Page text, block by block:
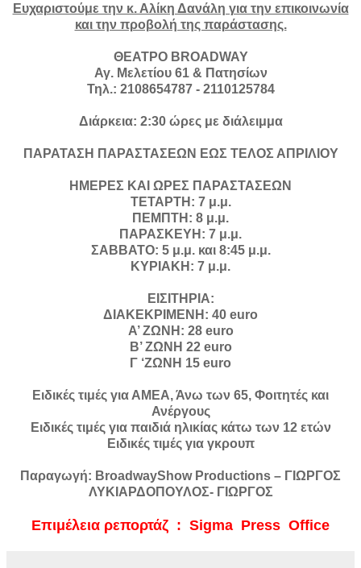
Ευχαριστούμε την κ. Αλίκη Δανάλη για την επικοινωνία
και την προβολή της παράστασης.
ΘΕΑΤΡΟ BROADWAY
Αγ. Μελετίου 61 & Πατησίων
Τηλ.: 2108654787 - 2110125784
Διάρκεια: 2:30 ώρες με διάλειμμα
ΠΑΡΑΤΑΣΗ ΠΑΡΑΣΤΑΣΕΩΝ ΕΩΣ ΤΕΛΟΣ ΑΠΡΙΛΙΟΥ
ΗΜΕΡΕΣ ΚΑΙ ΩΡΕΣ ΠΑΡΑΣΤΑΣΕΩΝ
ΤΕΤΑΡΤΗ: 7 μ.μ.
ΠΕΜΠΤΗ: 8 μ.μ.
ΠΑΡΑΣΚΕΥΗ: 7 μ.μ.
ΣΑΒΒΑΤΟ: 5 μ.μ. και 8:45 μ.μ.
ΚΥΡΙΑΚΗ: 7 μ.μ.
ΕΙΣΙΤΗΡΙΑ:
ΔΙΑΚΕΚΡΙΜΕΝΗ: 40 euro
Α’ ΖΩΝΗ: 28 euro
Β’ ΖΩΝΗ 22 euro
Γ ‘ΖΩΝΗ 15 euro
Ειδικές τιμές για ΑΜΕΑ, Άνω των 65, Φοιτητές και
Ανέργους
Ειδικές τιμές για παιδιά ηλικίας κάτω των 12 ετών
Ειδικές τιμές για γκρουπ
Παραγωγή: BroadwayShow Productions – ΓΙΩΡΓΟΣ
ΛΥΚΙΑΡΔΟΠΟΥΛΟΣ- ΓΙΩΡΓΟΣ
Επιμέλεια ρεπορτάζ : Sigma Press Office